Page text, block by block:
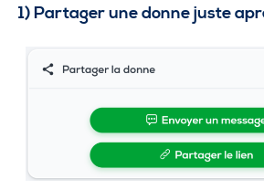
1) Partager une donne juste